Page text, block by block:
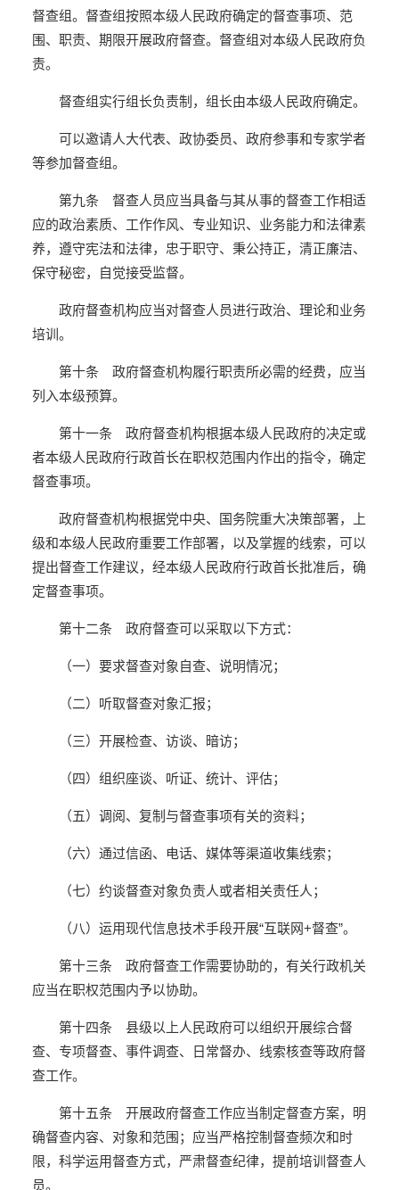
督查组。督查组按照本级人民政府确定的督查事项、范
围、职责、期限开展政府督查。督查组对本级人民政府负
责。
督查组实行组长负责制，组长由本级人民政府确定。
可以邀请人大代表、政协委员、政府参事和专家学者
等参加督查组。
第九条 督查人员应当具备与其从事的督查工作相适
应的政治素质、工作作风、专业知识、业务能力和法律素
养，遵守宪法和法律，忠于职守、秉公持正，清正廉洁、
保守秘密，自觉接受监督。
政府督查机构应当对督查人员进行政治、理论和业务
培训。
第十条 政府督查机构履行职责所必需的经费，应当
列入本级预算。
第十一条 政府督查机构根据本级人民政府的决定或
者本级人民政府行政首长在职权范围内作出的指令，确定
督查事项。
政府督查机构根据党中央、国务院重大决策部署，上
级和本级人民政府重要工作部署，以及掌握的线索，可以
提出督查工作建议，经本级人民政府行政首长批准后，确
定督查事项。
第十二条 政府督查可以采取以下方式：
（一）要求督查对象自查、说明情况；
（二）听取督查对象汇报；
（三）开展检查、访谈、暗访；
（四）组织座谈、听证、统计、评估；
（五）调阅、复制与督查事项有关的资料；
（六）通过信函、电话、媒体等渠道收集线索；
（七）约谈督查对象负责人或者相关责任人；
（八）运用现代信息技术手段开展“互联网+督查”。
第十三条 政府督查工作需要协助的，有关行政机关
应当在职权范围内予以协助。
第十四条 县级以上人民政府可以组织开展综合督
查、专项督查、事件调查、日常督办、线索核查等政府督
查工作。
第十五条 开展政府督查工作应当制定督查方案，明
确督查内容、对象和范围；应当严格控制督查频次和时
限，科学运用督查方式，严肃督查纪律，提前培训督查人
员。